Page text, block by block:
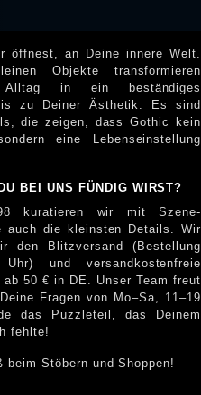
öffnest, an Deine innere Welt.
Alltag in ein beständiges
zu Deiner Ästhetik. Es sind
Gothic kein
eine Lebenseinstellung
BEI UNS FÜNDIG WIRST?
kuratieren wir mit Szene-
auch die kleinsten Details. Wir
und versandkostenfreie
ab 50 € in DE. Unser Team freut
11–19
das Puzzleteil, das Deinem
fehlte!
beim Stöbern und Shoppen!